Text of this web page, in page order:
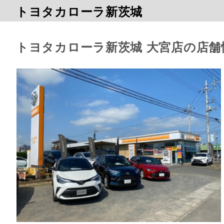
トヨタカローラ新茨城
トヨタカローラ新茨城 大宮店の店舗